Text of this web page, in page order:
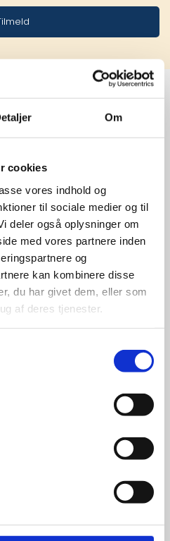
Om
cookies
vores indhold og
til sociale medier og til
deler også oplysninger om
med vores partnere inden
og
kan kombinere disse
du har givet dem, eller som
af deres tjenester.
større
kvalitet og stor
samarbejder vi
og mest
inden for
produkt, eller et